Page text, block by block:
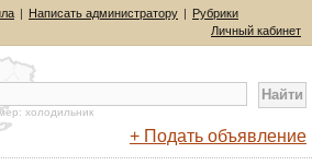
| Написать администратору | Рубрики
Личный кабинет
холодильник
+ Подать объявление